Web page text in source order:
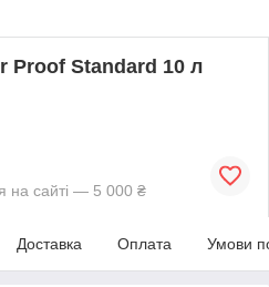
Proof Standard 10 л
на сайті — 5 000 ₴
Доставка Оплата Умови